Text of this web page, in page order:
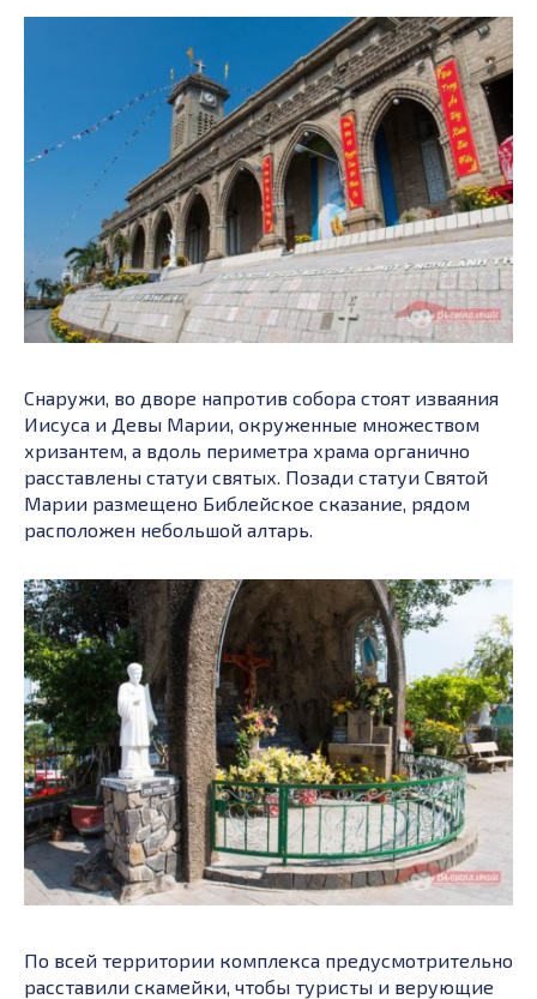
Снаружи, во дворе напротив собора стоят изваяния
Иисуса и Девы Марии, окруженные множеством
хризантем, а вдоль периметра храма органично
расставлены статуи святых. Позади статуи Святой
Марии размещено Библейское сказание, рядом
расположен небольшой алтарь.
По всей территории комплекса предусмотрительно
расставили скамейки, чтобы туристы и верующие